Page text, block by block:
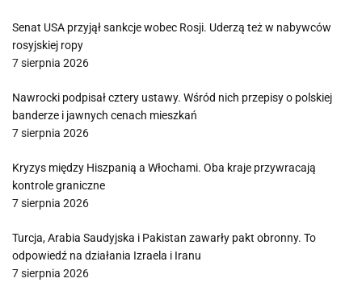
Senat USA przyjął sankcje wobec Rosji. Uderzą też w nabywców
rosyjskiej ropy
7 sierpnia 2026
Nawrocki podpisał cztery ustawy. Wśród nich przepisy o polskiej
banderze i jawnych cenach mieszkań
7 sierpnia 2026
Kryzys między Hiszpanią a Włochami. Oba kraje przywracają
kontrole graniczne
7 sierpnia 2026
Turcja, Arabia Saudyjska i Pakistan zawarły pakt obronny. To
odpowiedź na działania Izraela i Iranu
7 sierpnia 2026